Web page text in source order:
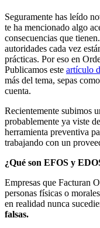
Seguramente has leído
te ha mencionado algo
consecuencias que
autoridades cada vez
prácticas. Por eso en
Publicamos este artículo
más del tema, sepas
cuenta.
Recientemente subimos
probablemente ya viste
herramienta preventiva
trabajando con un
¿Qué son EFOS y
Empresas que Facturan
personas físicas o
en realidad nunca
falsas.